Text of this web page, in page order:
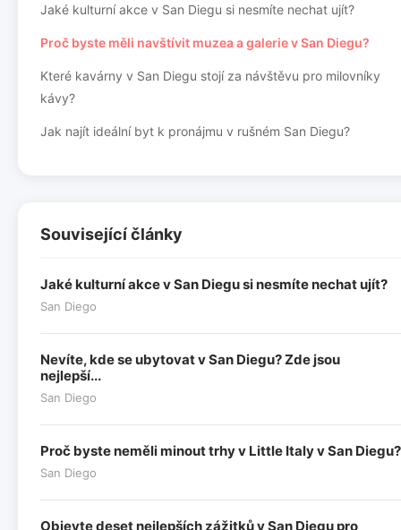
Jaké kulturní akce v San Diegu si nesmíte nechat ujít?
Proč byste měli navštívit muzea a galerie v San Diegu?
Které kavárny v San Diegu stojí za návštěvu pro milovníky
kávy?
Jak najít ideální byt k pronájmu v rušném San Diegu?
Související články
Jaké kulturní akce v San Diegu si nesmíte nechat ujít?
San Diego
Nevíte, kde se ubytovat v San Diegu? Zde jsou
nejlepší...
San Diego
Proč byste neměli minout trhy v Little Italy v San Diegu?
San Diego
Objevte deset nejlepších zážitků v San Diegu pro